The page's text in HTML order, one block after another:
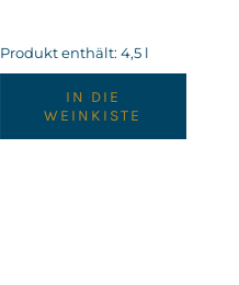
Produkt enthält: 4,5 l
IN DIE
WEINKISTE